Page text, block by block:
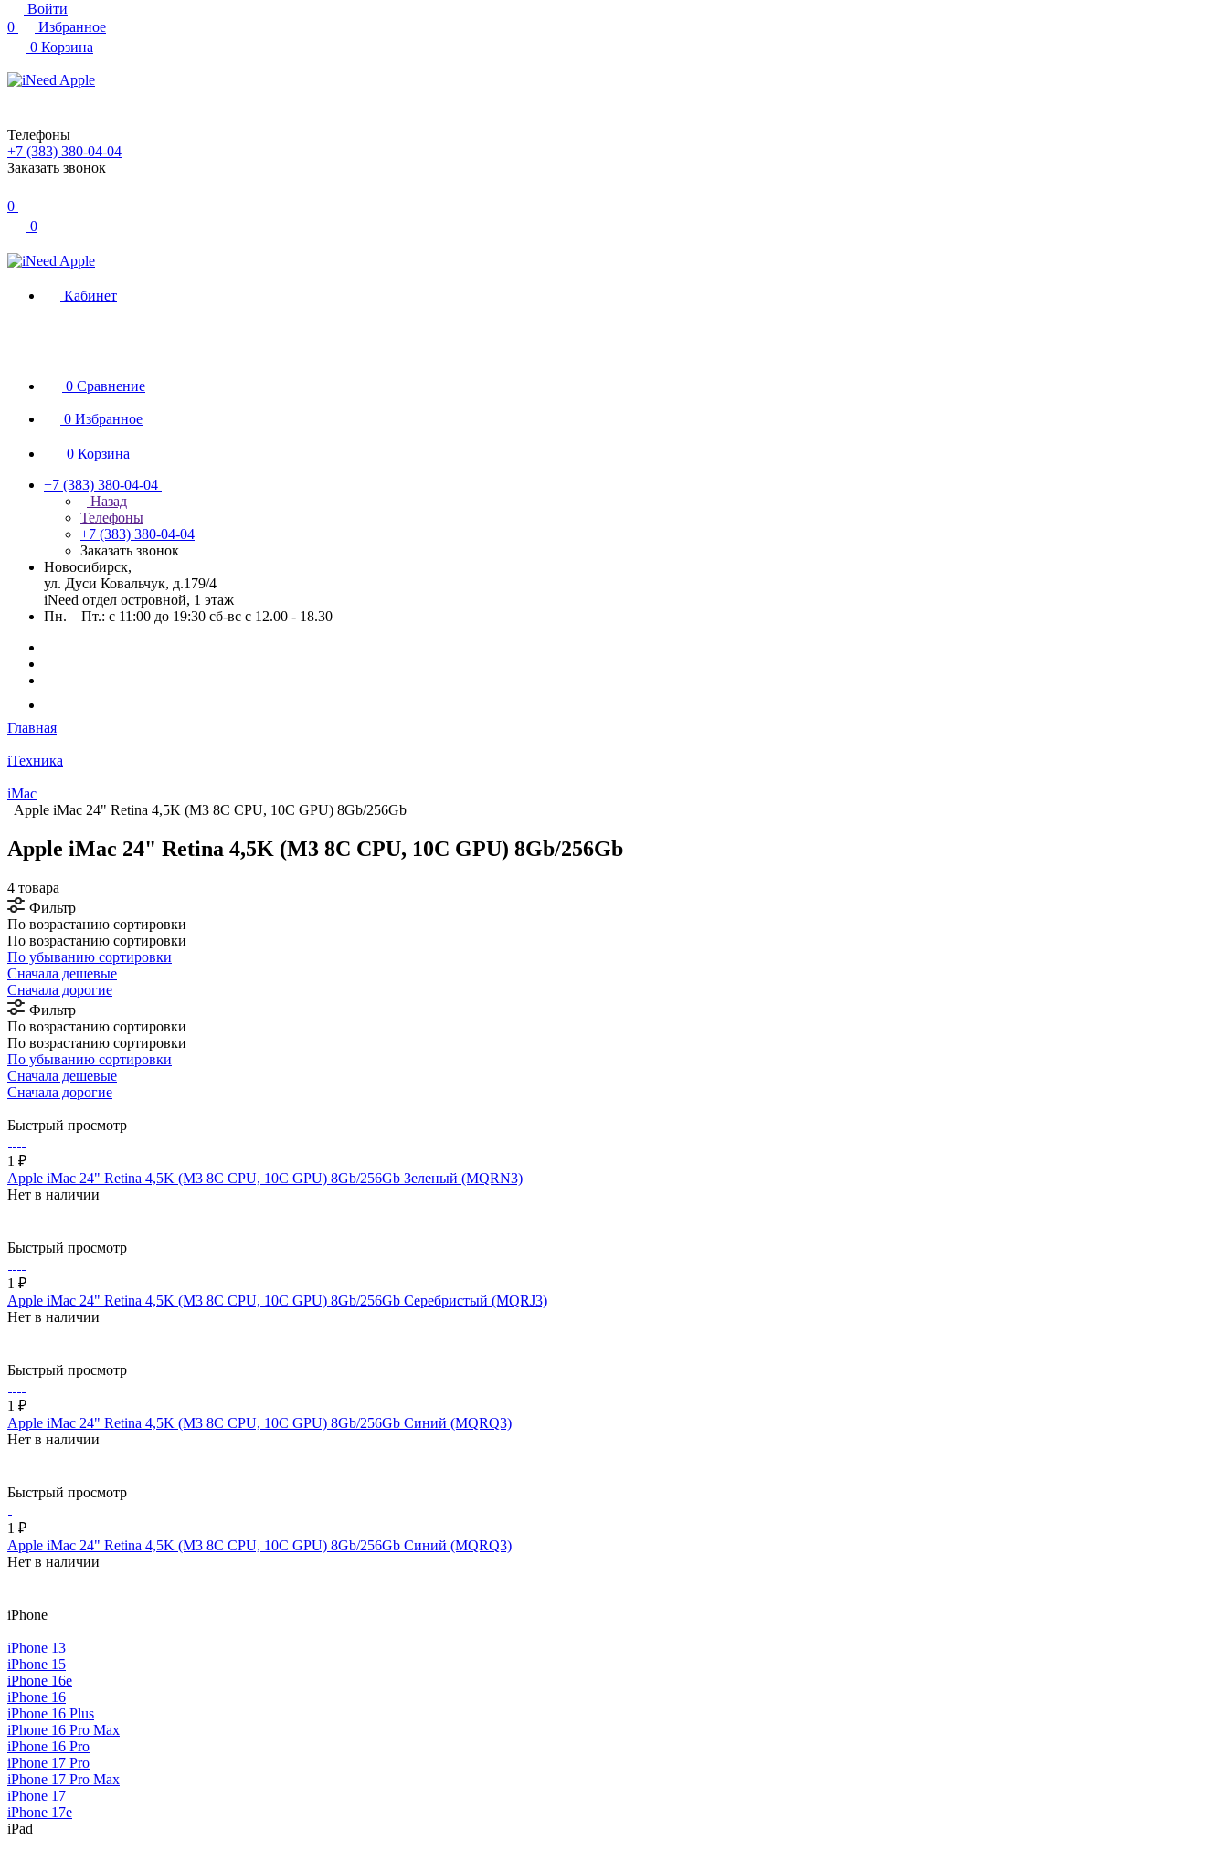
Войти
0
Избранное
0 Корзина
Телефоны
+7 (383) 380-04-04
Заказать звонок
0
0
Кабинет
0 Сравнение
0 Избранное
0 Корзина
+7 (383) 380-04-04
Назад
Телефоны
+7 (383) 380-04-04
Заказать звонок
Новосибирск,
ул. Дуси Ковальчук, д.179/4
iNeed отдел островной, 1 этаж
Пн. – Пт.: с 11:00 до 19:30 сб-вс с 12.00 - 18.30
Главная
iТехника
iMac
Apple iMac 24" Retina 4,5K (M3 8C CPU, 10C GPU) 8Gb/256Gb
Apple iMac 24" Retina 4,5K (M3 8C CPU, 10C GPU) 8Gb/256Gb
4 товара
Фильтр
По возрастанию сортировки
По возрастанию сортировки
По убыванию сортировки
Сначала дешевые
Сначала дорогие
Фильтр
По возрастанию сортировки
По возрастанию сортировки
По убыванию сортировки
Сначала дешевые
Сначала дорогие
Быстрый просмотр
1 ₽
Apple iMac 24" Retina 4,5K (M3 8C CPU, 10C GPU) 8Gb/256Gb Зеленый (MQRN3)
Нет в наличии
Быстрый просмотр
1 ₽
Apple iMac 24" Retina 4,5K (M3 8C CPU, 10C GPU) 8Gb/256Gb Серебристый (MQRJ3)
Нет в наличии
Быстрый просмотр
1 ₽
Apple iMac 24" Retina 4,5K (M3 8C CPU, 10C GPU) 8Gb/256Gb Синий (MQRQ3)
Нет в наличии
Быстрый просмотр
1 ₽
Apple iMac 24" Retina 4,5K (M3 8C CPU, 10C GPU) 8Gb/256Gb Синий (MQRQ3)
Нет в наличии
iPhone
iPhone 13
iPhone 15
iPhone 16e
iPhone 16
iPhone 16 Plus
iPhone 16 Pro Max
iPhone 16 Pro
iPhone 17 Pro
iPhone 17 Pro Max
iPhone 17
iPhone 17e
iPad